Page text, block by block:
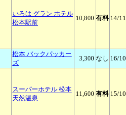
いろは グラン ホテル
松本駅前
10,800 有料 14/11
松本 バックパッカー
ズ
3,300 なし 16/10
スーパーホテル 松本
天然温泉
11,600 有料 15/10